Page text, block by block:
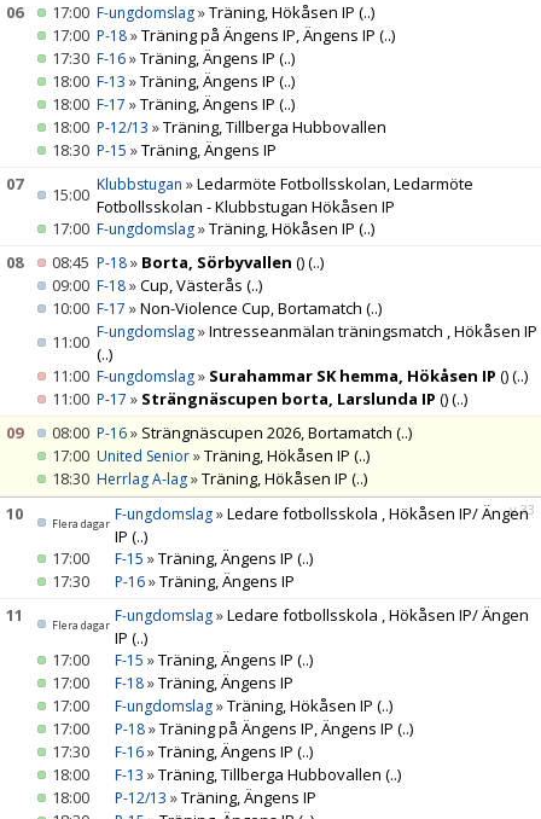
06
17:00 F-ungdomslag»Träning, Hökåsen IP (..)
17:00 P-18»Träning på Ängens IP, Ängens IP (..)
17:30 F-16»Träning, Ängens IP (..)
18:00 F-13 »Träning, Ängens IP (..)
18:00 F-17 »Träning, Ängens IP (..)
18:00 P-12/13 »Träning, Tillberga Hubbovallen
18:30 P-15 »Träning, Ängens IP
07
15:00 Klubbstugan »Ledarmöte Fotbollsskolan, Ledarmöte
Fotbollsskolan - Klubbstugan Hökåsen IP
17:00 F-ungdomslag»Träning, Hökåsen IP (..)
08
08:45 P-18» Borta, Sörbyvallen ()(..)
09:00 F-18»Cup, Västerås (..)
10:00 F-17 »Non-Violence Cup, Bortamatch (..)
11:00 F-ungdomslag»Intresseanmälan träningsmatch , Hökåsen IP
(..)
11:00 F-ungdomslag» Surahammar SK hemma, Hökåsen IP ()(..)
11:00 P-17 » Strängnäscupen borta, Larslunda IP ()(..)
09
08:00 P-16» Strängnäscupen 2026, Bortamatch (..)
17:00 United Senior»Träning, Hökåsen IP (..)
18:30 Herrlag A-lag»Träning, Hökåsen IP (..)
v.33
10 Flera dagar F-ungdomslag»Ledare fotbollsskola , Hökåsen IP/ Ängen
IP (..)
17:00
F-15 »Träning, Ängens IP (..)
17:30
P-16»Träning, Ängens IP
11
Flera dagar F-ungdomslag»Ledare fotbollsskola , Hökåsen IP/ Ängen
IP (..)
17:00
F-15 »Träning, Ängens IP (..)
17:00
F-18»Träning, Ängens IP
17:00
F-ungdomslag»Träning, Hökåsen IP (..)
17:00
P-18»Träning på Ängens IP, Ängens IP (..)
17:30
F-16»Träning, Ängens IP (..)
18:00
F-13 »Träning, Tillberga Hubbovallen (..)
18:00
P-12/13 »Träning, Ängens IP